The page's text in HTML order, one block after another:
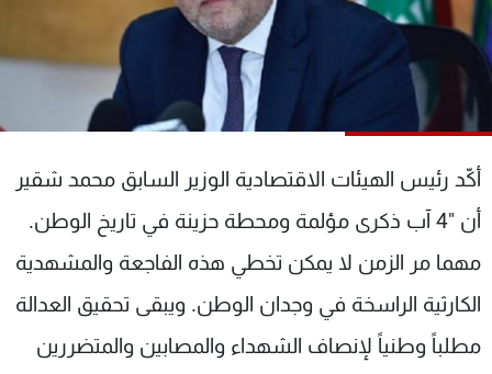
أكّد رئيس الهيئات الاقتصادية الوزير السابق محمد شقير
أن "4 آب ذكرى مؤلمة ومحطة حزينة في تاريخ الوطن.
مهما مر الزمن لا يمكن تخطي هذه الفاجعة والمشهدية
الكارثية الراسخة في وجدان الوطن. ويبقى تحقيق العدالة
مطلباً وطنياً لإنصاف الشهداء والمصابين والمتضررين
كأس العالم
البرامج
شاهد البرامج
الترددات
عن MTV
الإنـتـاج
لاعلاناتكم
وظائف
تواصل معنا
شروط الإسـتخدام
سياسة الخصوصية